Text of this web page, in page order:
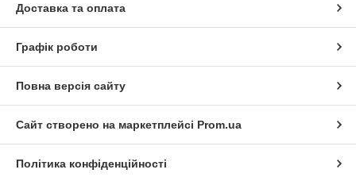
Доставка та оплата
Графік роботи
Повна версія сайту
Сайт створено на маркетплейсі Prom.ua
Політика конфіденційності